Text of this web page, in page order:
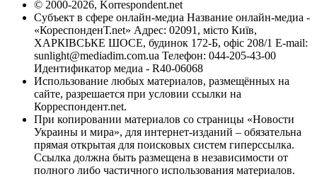
© 2000-2026, Korrespondent.net
Субъект в сфере онлайн-медиа Название онлайн-медиа -
«КореспонденТ.net» Адрес: 02091, місто Київ,
ХАРКІВСЬКЕ ШОСЕ, будинок 172-Б, офіс 208/1 E-mail:
sunlight@mediadim.com.ua Телефон: 044-205-43-00
Идентификатор медиа - R40-06068
Использование любых материалов, размещённых на
сайте, разрешается при условии ссылки на
Корреспондент.net.
При копировании материалов со страницы «Новости
Украины и мира», для интернет-изданий – обязательна
прямая открытая для поисковых систем гиперссылка.
Ссылка должна быть размещена в независимости от
полного либо частичного использования материалов.